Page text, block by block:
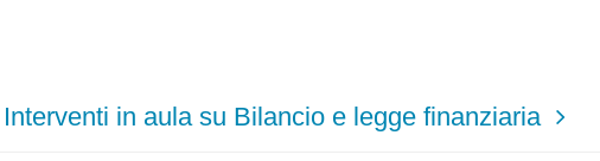
Interventi in aula su Bilancio e legge finanziaria